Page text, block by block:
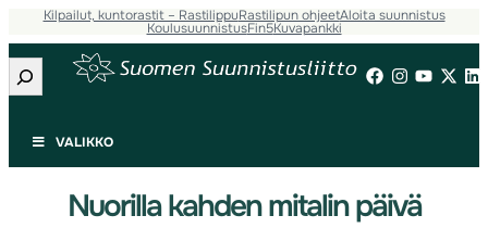
Kilpailut, kuntorastit – RastilippuRastilipun ohjeetAloita suunnistus
KoulusuunnistusFin5Kuvapankki
Etsi
VALIKKO
Nuorilla kahden mitalin päivä